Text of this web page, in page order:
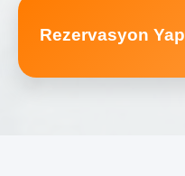
Rezervasyon Yap